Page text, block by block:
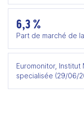
6,3 %
Part de marché de
Euromonitor,
specialisée (29/06/